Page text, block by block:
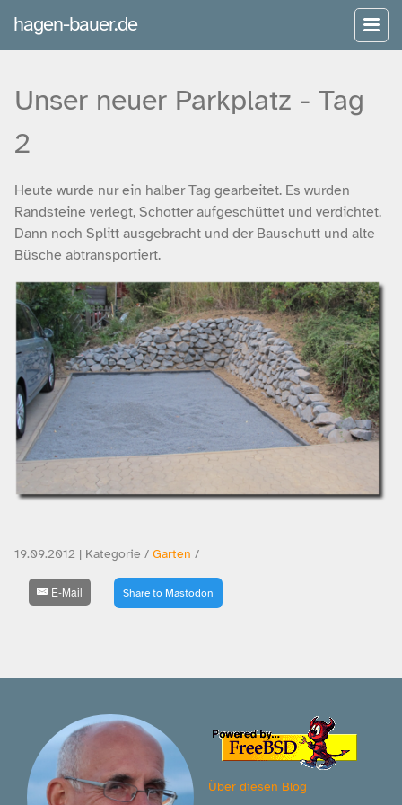
hagen-bauer.de
Unser neuer Parkplatz - Tag
2
Heute wurde nur ein halber Tag gearbeitet. Es wurden
Randsteine verlegt, Schotter aufgeschüttet und verdichtet.
Dann noch Splitt ausgebracht und der Bauschutt und alte
Büsche abtransportiert.
19.09.2012 | Kategorie / Garten /
E-Mail Share to Mastodon
Über diesen Blog